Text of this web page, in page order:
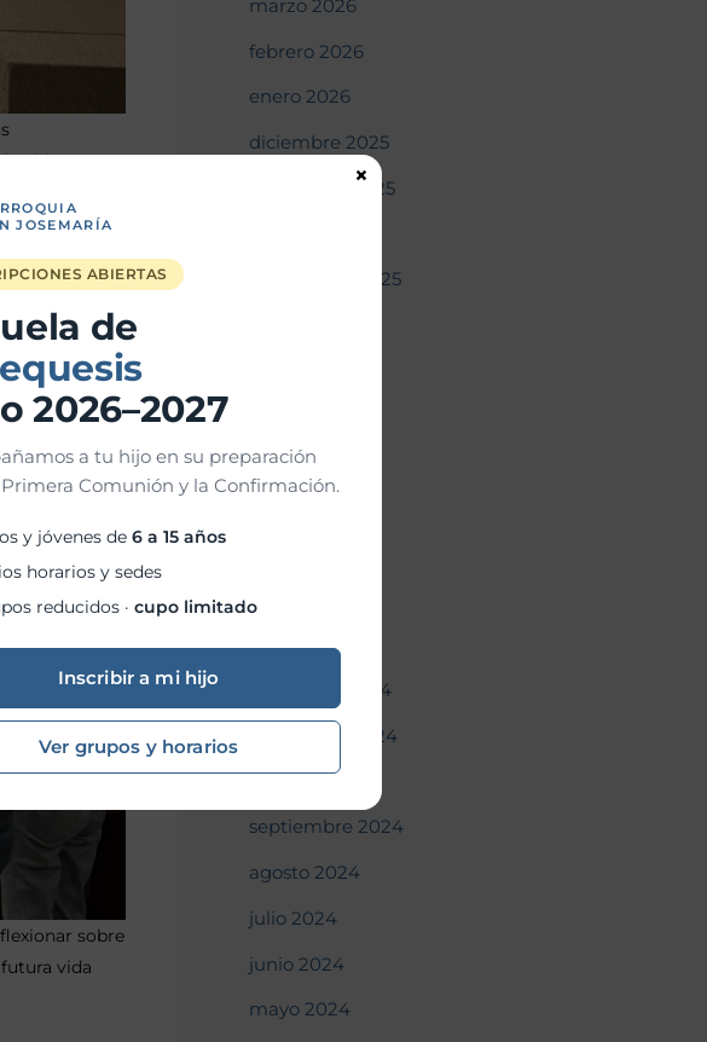
vida
sobre
vida
marzo 2026
febrero 2026
enero 2026
diciembre 2025
noviembre 2025
septiembre 2025
mayo 2025
febrero 2025
enero 2025
diciembre 2024
noviembre 2024
octubre 2024
septiembre 2024
agosto 2024
julio 2024
junio 2024
mayo 2024
JOSEMARÍA
ABIERTAS
de
2026–2027
a tu hijo en su preparación
Comunión y la Confirmación.
y jóvenes de 6 a 15 años
horarios y sedes
reducidos · cupo limitado
Inscribir a mi hijo
Ver grupos y horarios
×